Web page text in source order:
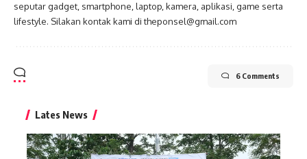
seputar gadget, smartphone, laptop, kamera, aplikasi, game serta
lifestyle. Silakan kontak kami di theponsel@gmail.com
6 Comments
Lates News